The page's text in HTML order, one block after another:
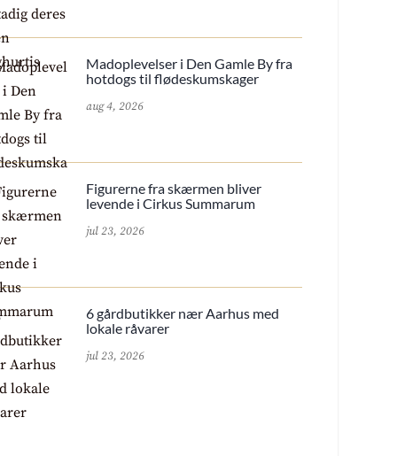
Madoplevelser i Den Gamle By fra
hotdogs til flødeskumskager
aug 4, 2026
Figurerne fra skærmen bliver
levende i Cirkus Summarum
jul 23, 2026
6 gårdbutikker nær Aarhus med
lokale råvarer
jul 23, 2026